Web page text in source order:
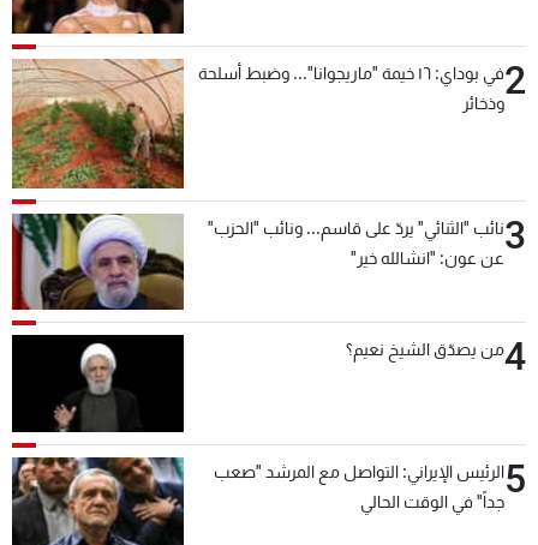
2
في بوداي: ١٦ خيمة "ماريجوانا"... وضبط أسلحة
وذخائر
3نائب "الثنائي" يردّ على قاسم... ونائب "الحزب"
عن عون: "انشالله خير"
4من يصدّق الشيخ نعيم؟
5الرئيس الإيراني: التواصل مع المرشد "صعب
جداً" في الوقت الحالي
شروط الإسـتخدام
سياسة الخصوصية